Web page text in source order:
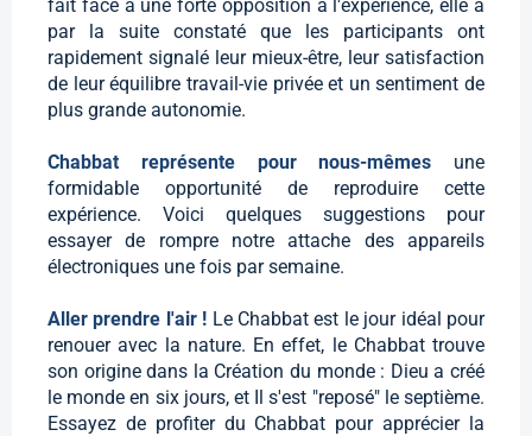
fait face à une forte opposition à l'expérience, elle a
par la suite constaté que les participants ont
rapidement signalé leur mieux-être, leur satisfaction
de leur équilibre travail-vie privée et un sentiment de
plus grande autonomie.
Chabbat représente pour nous-mêmes une
formidable opportunité de reproduire cette
expérience. Voici quelques suggestions pour
essayer de rompre notre attache des appareils
électroniques une fois par semaine.
Aller prendre l'air ! Le Chabbat est le jour idéal pour
renouer avec la nature. En effet, le Chabbat trouve
son origine dans la Création du monde : Dieu a créé
le monde en six jours, et Il s'est "reposé" le septième.
Essayez de profiter du Chabbat pour apprécier la